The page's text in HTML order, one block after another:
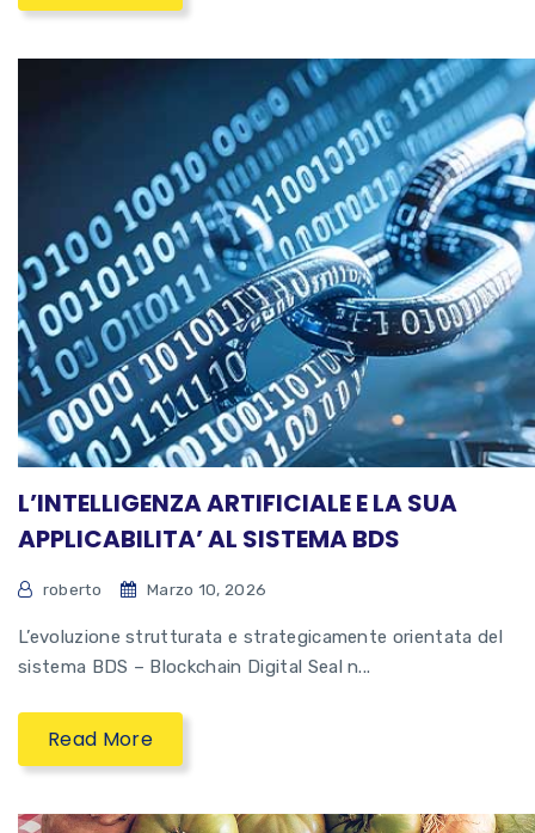
L’INTELLIGENZA ARTIFICIALE E LA SUA
APPLICABILITA’ AL SISTEMA BDS
roberto Marzo 10, 2026
L’evoluzione strutturata e strategicamente orientata del
sistema BDS – Blockchain Digital Seal n...
Read More